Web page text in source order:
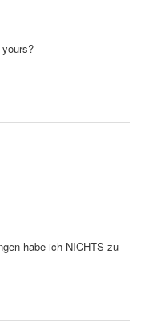
habe ich NICHTS zu